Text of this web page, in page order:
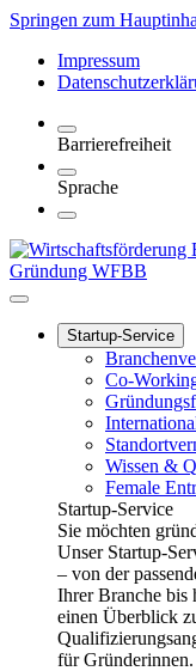
Springen zum
Impressum
Barrierefreiheit
Sprache
Startup-Service
Co-
Wissen &
Female
Startup-Service
Sie möchten
Unser Startup-
– von der
Ihrer Branche bis
einen Überblick
für Gründerinnen.